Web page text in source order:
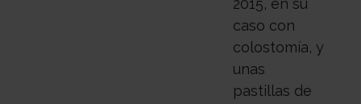
2015, en su
caso con
colostomía, y
unas
pastillas de